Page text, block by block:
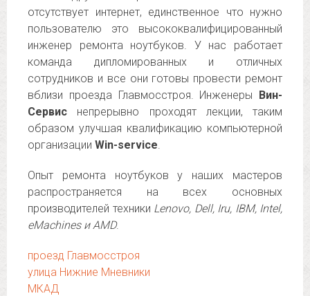
отсутствует интернет, единственное что нужно
пользователю это высококвалифицированный
инженер ремонта ноутбуков. У нас работает
команда дипломированных и отличных
сотрудников и все они готовы провести ремонт
вблизи проезда Главмосстроя. Инженеры Вин-
Сервис непрерывно проходят лекции, таким
образом улучшая квалификацию компьютерной
организации Win-service.
Опыт ремонта ноутбуков у наших мастеров
распространяется на всех основных
производителей техники Lenovo, Dell, Iru, IBM, Intel,
eMachines и AMD.
проезд Главмосстроя
улица Нижние Мневники
МКАД